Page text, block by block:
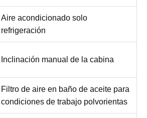
Aire acondicionado solo
refrigeración
Inclinación manual de la cabina
Filtro de aire en baño de aceite para
condiciones de trabajo polvorientas